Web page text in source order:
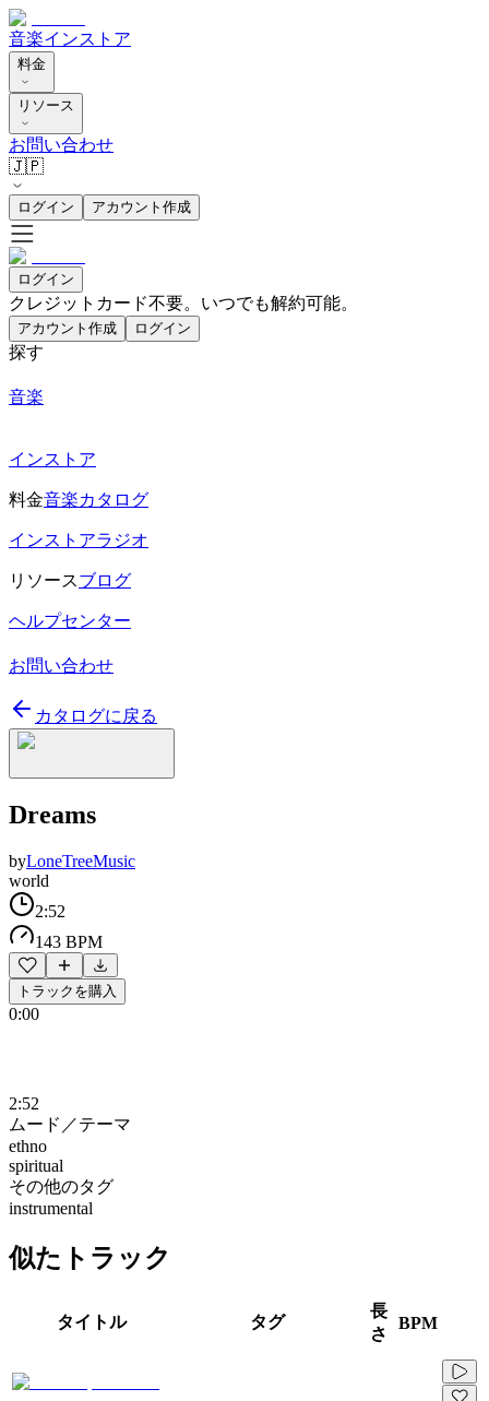
音楽インストア
料金
リソース
お問い合わせ
🇯🇵
ログイン アカウント作成
ログイン
クレジットカード不要。いつでも解約可能。
アカウント作成 ログイン
探す
音楽
インストア
料金音楽カタログ
インストアラジオ
リソースブログ
ヘルプセンター
お問い合わせ
カタログに戻る
Dreams
byLoneTreeMusic
world
2:52
143 BPM
トラックを購入
0:00
2:52
ムード／テーマ
ethno
spiritual
その他のタグ
instrumental
似たトラック
タイトル タグ
長
さ
BPM